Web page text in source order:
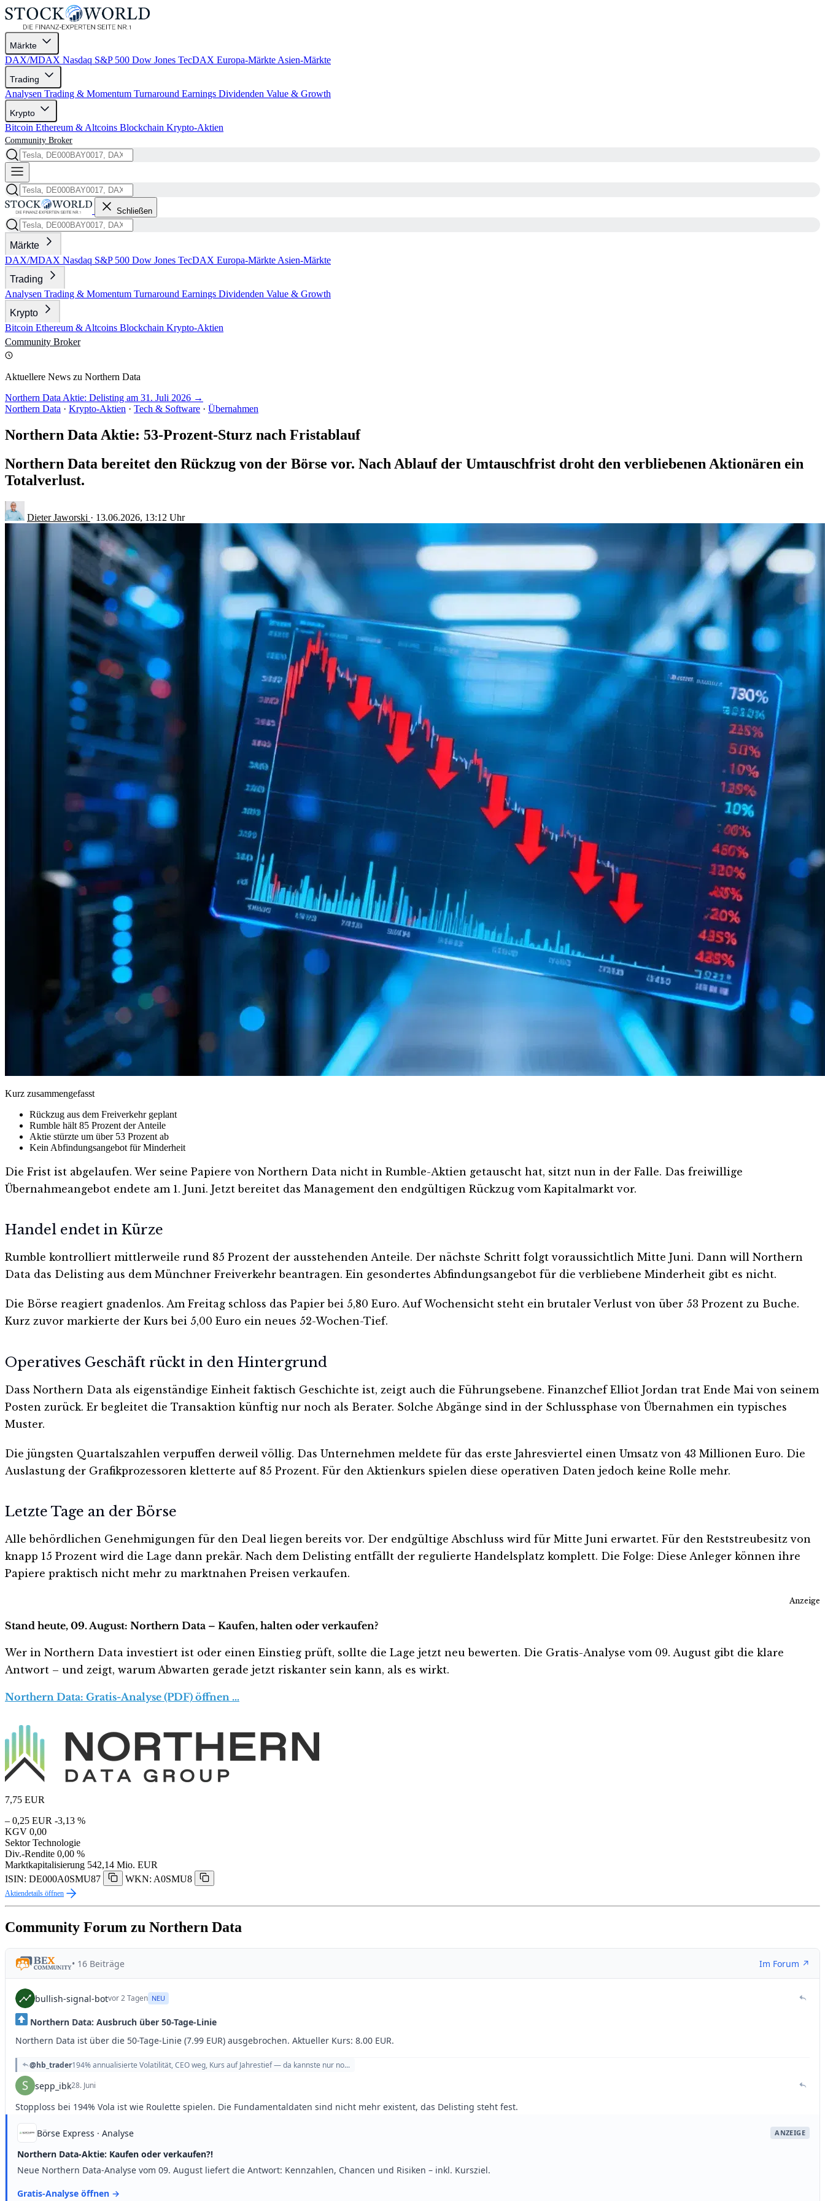
Märkte
DAX/MDAX Nasdaq S&P 500 Dow Jones TecDAX Europa-Märkte Asien-Märkte
Trading
Analysen Trading & Momentum Turnaround Earnings Dividenden Value & Growth
Krypto
Bitcoin Ethereum & Altcoins Blockchain Krypto-Aktien
Community Broker
Schließen
Märkte
DAX/MDAX Nasdaq S&P 500 Dow Jones TecDAX Europa-Märkte Asien-Märkte
Trading
Analysen Trading & Momentum Turnaround Earnings Dividenden Value & Growth
Krypto
Bitcoin Ethereum & Altcoins Blockchain Krypto-Aktien
Community Broker
Aktuellere News zu Northern Data
Northern Data Aktie: Delisting am 31. Juli 2026 →
Northern Data · Krypto-Aktien · Tech & Software · Übernahmen
Northern Data Aktie: 53-Prozent-Sturz nach Fristablauf
Northern Data bereitet den Rückzug von der Börse vor. Nach Ablauf der Umtauschfrist droht den verbliebenen Aktionären ein
Totalverlust.
Dieter Jaworski · 13.06.2026, 13:12 Uhr
Kurz zusammengefasst
Rückzug aus dem Freiverkehr geplant
Rumble hält 85 Prozent der Anteile
Aktie stürzte um über 53 Prozent ab
Kein Abfindungsangebot für Minderheit
Die Frist ist abgelaufen. Wer seine Papiere von Northern Data nicht in Rumble-Aktien getauscht hat, sitzt nun in der Falle. Das freiwillige
Übernahmeangebot endete am 1. Juni. Jetzt bereitet das Management den endgültigen Rückzug vom Kapitalmarkt vor.
Handel endet in Kürze
Rumble kontrolliert mittlerweile rund 85 Prozent der ausstehenden Anteile. Der nächste Schritt folgt voraussichtlich Mitte Juni. Dann will Northern
Data das Delisting aus dem Münchner Freiverkehr beantragen. Ein gesondertes Abfindungsangebot für die verbliebene Minderheit gibt es nicht.
Die Börse reagiert gnadenlos. Am Freitag schloss das Papier bei 5,80 Euro. Auf Wochensicht steht ein brutaler Verlust von über 53 Prozent zu Buche.
Kurz zuvor markierte der Kurs bei 5,00 Euro ein neues 52-Wochen-Tief.
Operatives Geschäft rückt in den Hintergrund
Dass Northern Data als eigenständige Einheit faktisch Geschichte ist, zeigt auch die Führungsebene. Finanzchef Elliot Jordan trat Ende Mai von seinem
Posten zurück. Er begleitet die Transaktion künftig nur noch als Berater. Solche Abgänge sind in der Schlussphase von Übernahmen ein typisches
Muster.
Die jüngsten Quartalszahlen verpuffen derweil völlig. Das Unternehmen meldete für das erste Jahresviertel einen Umsatz von 43 Millionen Euro. Die
Auslastung der Grafikprozessoren kletterte auf 85 Prozent. Für den Aktienkurs spielen diese operativen Daten jedoch keine Rolle mehr.
Letzte Tage an der Börse
Alle behördlichen Genehmigungen für den Deal liegen bereits vor. Der endgültige Abschluss wird für Mitte Juni erwartet. Für den Reststreubesitz von
knapp 15 Prozent wird die Lage dann prekär. Nach dem Delisting entfällt der regulierte Handelsplatz komplett. Die Folge: Diese Anleger können ihre
Papiere praktisch nicht mehr zu marktnahen Preisen verkaufen.
Anzeige
Stand heute, 09. August: Northern Data – Kaufen, halten oder verkaufen?
Wer in Northern Data investiert ist oder einen Einstieg prüft, sollte die Lage jetzt neu bewerten. Die Gratis-Analyse vom 09. August gibt die klare
Antwort – und zeigt, warum Abwarten gerade jetzt riskanter sein kann, als es wirkt.
Northern Data: Gratis-Analyse (PDF) öffnen …
7,75 EUR
– 0,25 EUR -3,13 %
KGV 0,00
Sektor Technologie
Div.-Rendite 0,00 %
Marktkapitalisierung 542,14 Mio. EUR
ISIN: DE000A0SMU87
WKN: A0SMU8
Aktiendetails öffnen
Community Forum zu Northern Data